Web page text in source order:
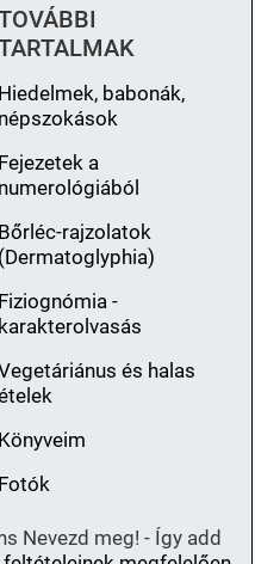
Hiedelmek, babonák,
népszokások
Fejezetek a
numerológiából
Bőrléc-rajzolatok
(Dermatoglyphia)
Fiziognómia -
karakterolvasás
és halas
Könyveim
Fotók
Nevezd meg! - Így add